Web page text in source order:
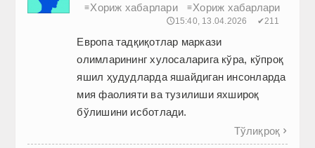
≡Хориж хабарлари ≡Хориж хабарлари
🕔15:40, 13.04.2026 ✔211
Европа тадқиқотлар маркази
олимларининг хулосаларига кўра, кўпроқ
яшил ҳудудларда яшайдиган инсонларда
мия фаолияти ва тузилиши яхшироқ
бўлишини исботлади.
Тўлиқроқ 